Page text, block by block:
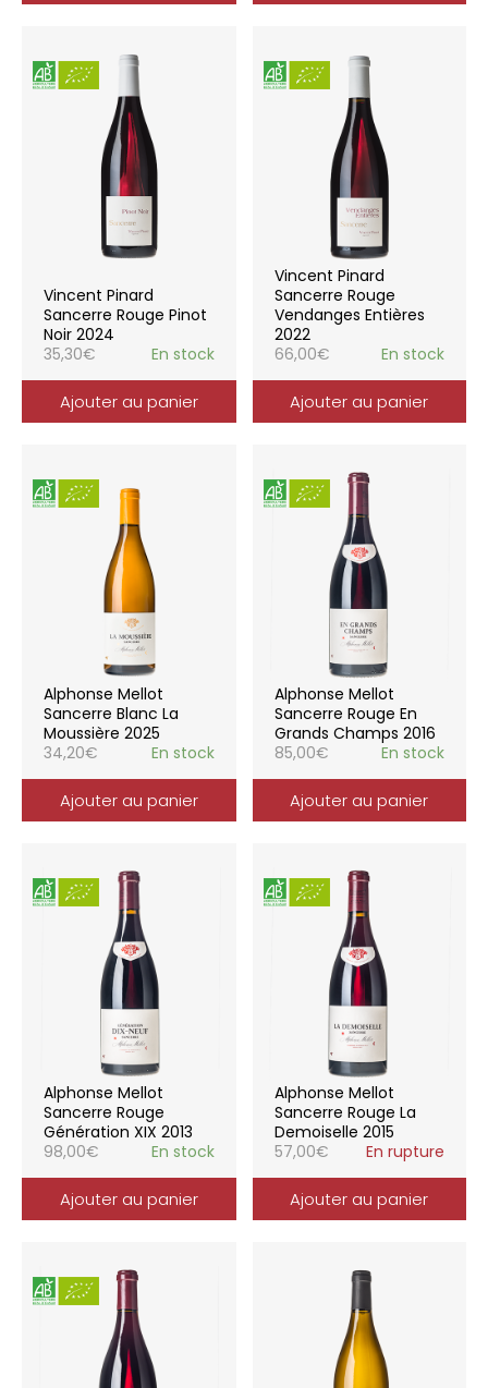
Vincent Pinard
Sancerre Rouge Pinot
Noir 2024
35,30€ En stock
Ajouter au panier
Vincent Pinard
Sancerre Rouge
Vendanges Entières
2022
66,00€ En stock
Ajouter au panier
Alphonse Mellot
Sancerre Blanc La
Moussière 2025
34,20€ En stock
Ajouter au panier
Alphonse Mellot
Sancerre Rouge En
Grands Champs 2016
85,00€ En stock
Ajouter au panier
Alphonse Mellot
Sancerre Rouge
Génération XIX 2013
98,00€ En stock
Ajouter au panier
Alphonse Mellot
Sancerre Rouge La
Demoiselle 2015
57,00€ En rupture
Ajouter au panier